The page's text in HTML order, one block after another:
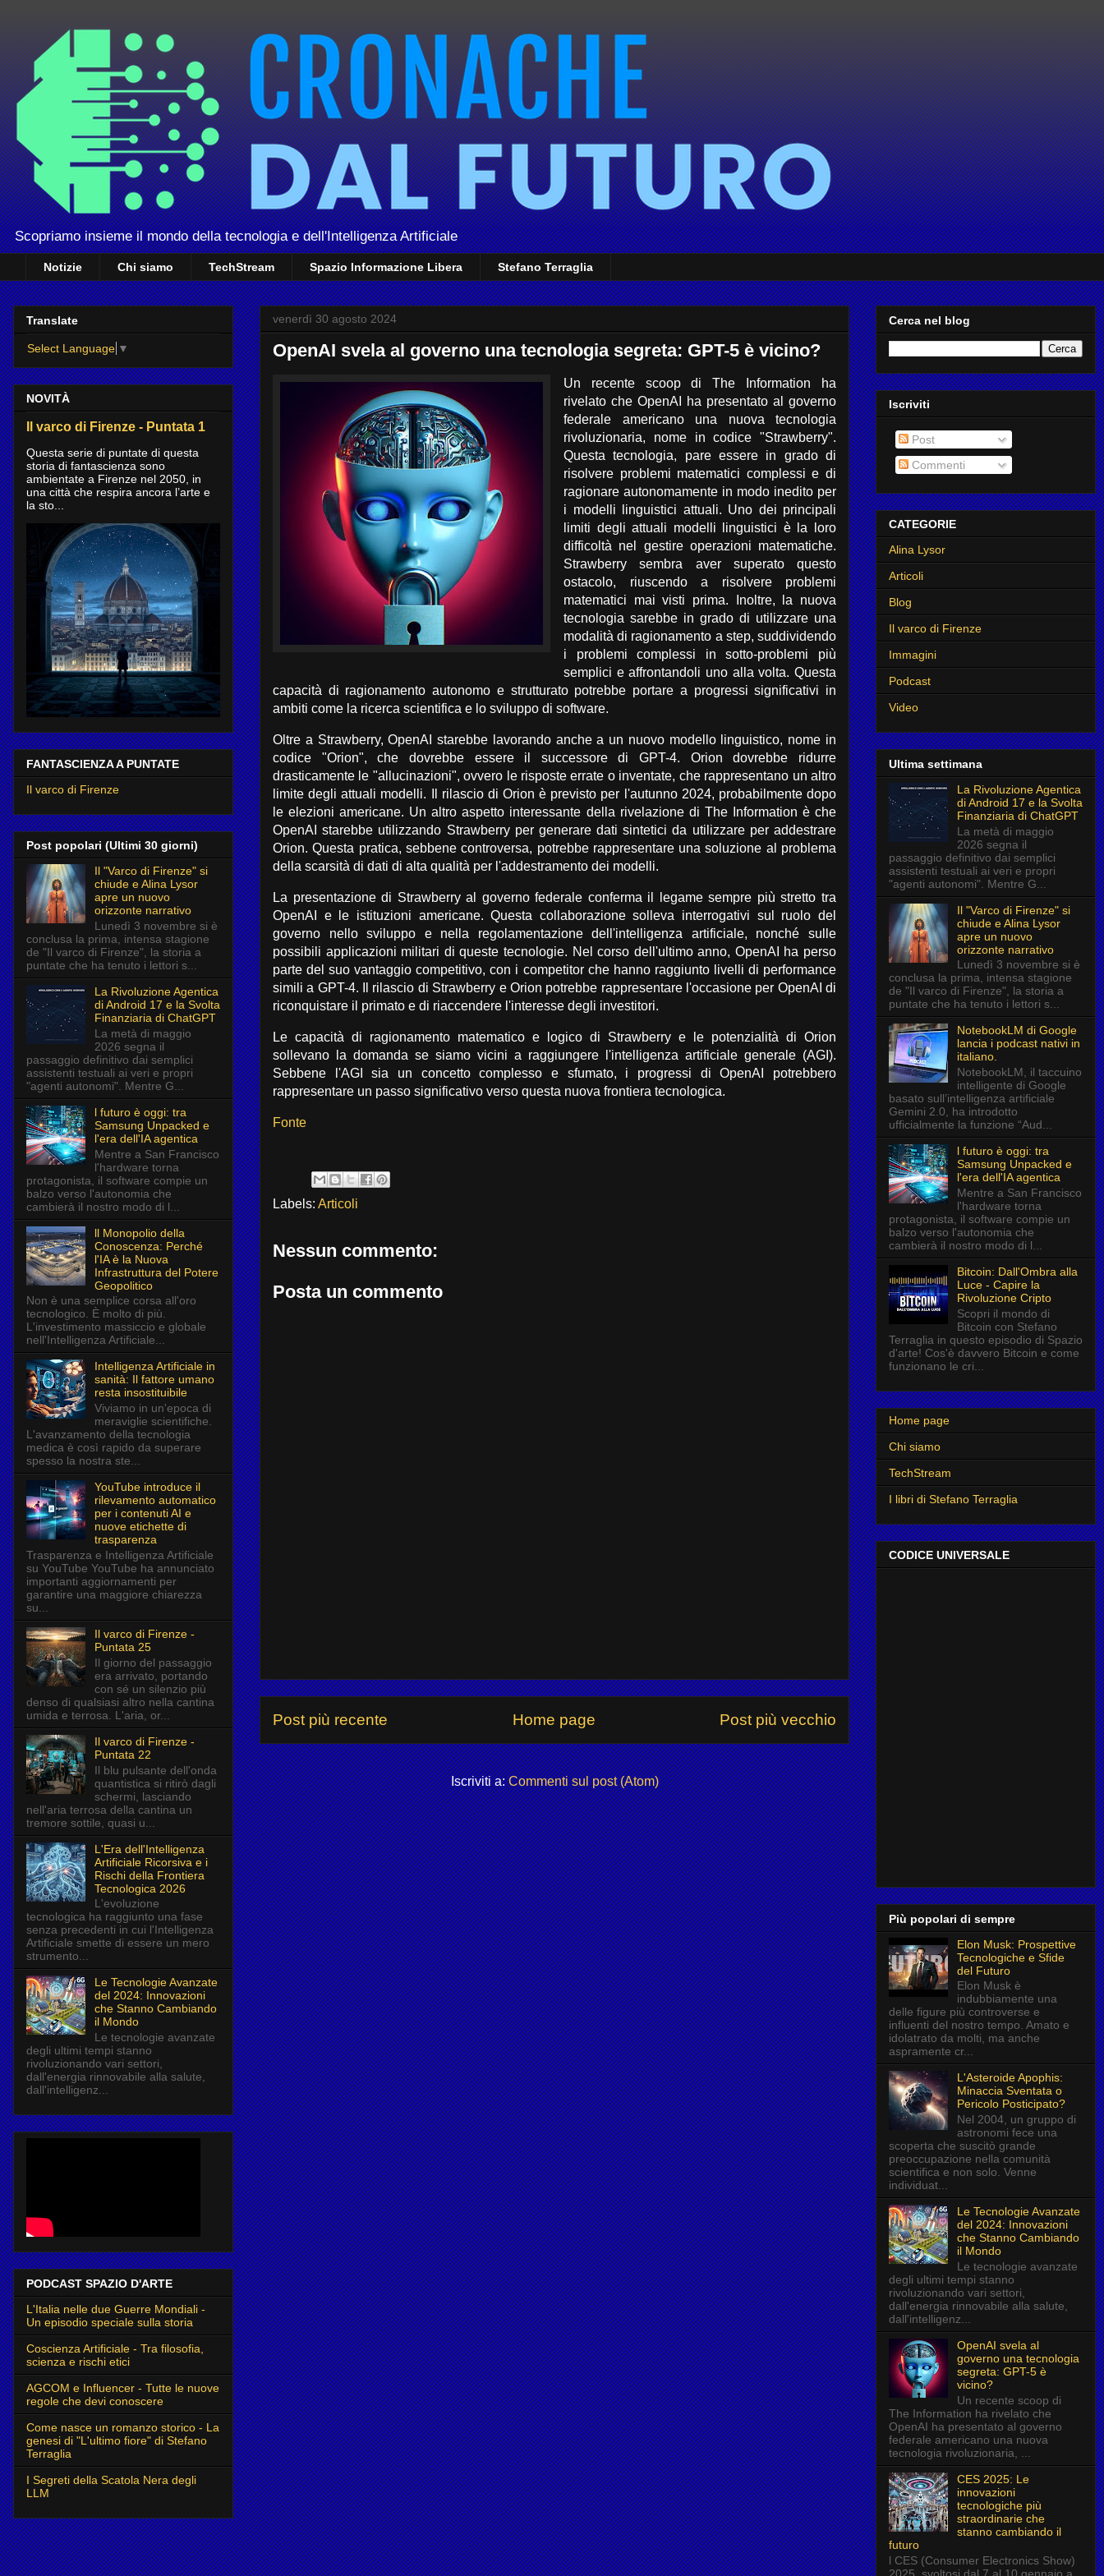
Scopriamo insieme il mondo della tecnologia e dell'Intelligenza Artificiale
Notizie Chi siamo TechStream Spazio Informazione Libera Stefano Terraglia
venerdì 30 agosto 2024
OpenAI svela al governo una tecnologia segreta: GPT-5 è vicino?
Un recente scoop di The Information ha
rivelato che OpenAI ha presentato al governo
federale americano una nuova tecnologia
rivoluzionaria, nome in codice "Strawberry".
Questa tecnologia, pare essere in grado di
risolvere problemi matematici complessi e di
ragionare autonomamente in modo inedito per
i modelli linguistici attuali. Uno dei principali
limiti degli attuali modelli linguistici è la loro
difficoltà nel gestire operazioni matematiche.
Strawberry sembra aver superato questo
ostacolo, riuscendo a risolvere problemi
matematici mai visti prima. Inoltre, la nuova
tecnologia sarebbe in grado di utilizzare una
modalità di ragionamento a step, suddividendo
i problemi complessi in sotto-problemi più
semplici e affrontandoli uno alla volta. Questa
capacità di ragionamento autonomo e strutturato potrebbe portare a progressi significativi in
ambiti come la ricerca scientifica e lo sviluppo di software.
Oltre a Strawberry, OpenAI starebbe lavorando anche a un nuovo modello linguistico, nome in
codice "Orion", che dovrebbe essere il successore di GPT-4. Orion dovrebbe ridurre
drasticamente le "allucinazioni", ovvero le risposte errate o inventate, che rappresentano un altro
limite degli attuali modelli. Il rilascio di Orion è previsto per l'autunno 2024, probabilmente dopo
le elezioni americane. Un altro aspetto interessante della rivelazione di The Information è che
OpenAI starebbe utilizzando Strawberry per generare dati sintetici da utilizzare per addestrare
Orion. Questa pratica, sebbene controversa, potrebbe rappresentare una soluzione al problema
della scarsità di dati di alta qualità per l'addestramento dei modelli.
La presentazione di Strawberry al governo federale conferma il legame sempre più stretto tra
OpenAI e le istituzioni americane. Questa collaborazione solleva interrogativi sul ruolo del
governo nello sviluppo e nella regolamentazione dell'intelligenza artificiale, nonché sulle
possibili applicazioni militari di queste tecnologie. Nel corso dell'ultimo anno, OpenAI ha perso
parte del suo vantaggio competitivo, con i competitor che hanno raggiunto livelli di performance
simili a GPT-4. Il rilascio di Strawberry e Orion potrebbe rappresentare l'occasione per OpenAI di
riconquistare il primato e di riaccendere l'interesse degli investitori.
Le capacità di ragionamento matematico e logico di Strawberry e le potenzialità di Orion
sollevano la domanda se siamo vicini a raggiungere l'intelligenza artificiale generale (AGI).
Sebbene l'AGI sia un concetto complesso e sfumato, i progressi di OpenAI potrebbero
rappresentare un passo significativo verso questa nuova frontiera tecnologica.
Fonte
Labels: Articoli
Nessun commento:
Posta un commento
Post più recente Post più vecchio
Home page
Iscriviti a:Commenti sul post (Atom)
Translate
Select Language ▼
NOVITÀ
Il varco di Firenze - Puntata 1
Questa serie di puntate di questa
storia di fantascienza sono
ambientate a Firenze nel 2050, in
una città che respira ancora l’arte e
la sto...
FANTASCIENZA A PUNTATE
Il varco di Firenze
Post popolari (Ultimi 30 giorni)
Il "Varco di Firenze" si
chiude e Alina Lysor
apre un nuovo
orizzonte narrativo
Lunedì 3 novembre si è
conclusa la prima, intensa stagione
de "Il varco di Firenze", la storia a
puntate che ha tenuto i lettori s...
La Rivoluzione Agentica
di Android 17 e la Svolta
Finanziaria di ChatGPT
La metà di maggio
2026 segna il
passaggio definitivo dai semplici
assistenti testuali ai veri e propri
"agenti autonomi". Mentre G...
l futuro è oggi: tra
Samsung Unpacked e
l'era dell'IA agentica
Mentre a San Francisco
l'hardware torna
protagonista, il software compie un
balzo verso l'autonomia che
cambierà il nostro modo di l...
ll Monopolio della
Conoscenza: Perché
l'IA è la Nuova
Infrastruttura del Potere
Geopolitico
Non è una semplice corsa all'oro
tecnologico. È molto di più.
L'investimento massiccio e globale
nell'Intelligenza Artificiale...
Intelligenza Artificiale in
sanità: Il fattore umano
resta insostituibile
Viviamo in un'epoca di
meraviglie scientifiche.
L'avanzamento della tecnologia
medica è così rapido da superare
spesso la nostra ste...
YouTube introduce il
rilevamento automatico
per i contenuti AI e
nuove etichette di
trasparenza
Trasparenza e Intelligenza Artificiale
su YouTube YouTube ha annunciato
importanti aggiornamenti per
garantire una maggiore chiarezza
su...
Il varco di Firenze -
Puntata 25
Il giorno del passaggio
era arrivato, portando
con sé un silenzio più
denso di qualsiasi altro nella cantina
umida e terrosa. L'aria, or...
Il varco di Firenze -
Puntata 22
Il blu pulsante dell'onda
quantistica si ritirò dagli
schermi, lasciando
nell'aria terrosa della cantina un
tremore sottile, quasi u...
L'Era dell'Intelligenza
Artificiale Ricorsiva e i
Rischi della Frontiera
Tecnologica 2026
L'evoluzione
tecnologica ha raggiunto una fase
senza precedenti in cui l'Intelligenza
Artificiale smette di essere un mero
strumento...
Le Tecnologie Avanzate
del 2024: Innovazioni
che Stanno Cambiando
il Mondo
Le tecnologie avanzate
degli ultimi tempi stanno
rivoluzionando vari settori,
dall'energia rinnovabile alla salute,
dall'intelligenz...
PODCAST SPAZIO D'ARTE
L'Italia nelle due Guerre Mondiali -
Un episodio speciale sulla storia
Coscienza Artificiale - Tra filosofia,
scienza e rischi etici
AGCOM e Influencer - Tutte le nuove
regole che devi conoscere
Come nasce un romanzo storico - La
genesi di "L'ultimo fiore" di Stefano
Terraglia
I Segreti della Scatola Nera degli
LLM
Cerca nel blog
Iscriviti
Post
Commenti
CATEGORIE
Alina Lysor
Articoli
Blog
Il varco di Firenze
Immagini
Podcast
Video
Ultima settimana
La Rivoluzione Agentica
di Android 17 e la Svolta
Finanziaria di ChatGPT
La metà di maggio
2026 segna il
passaggio definitivo dai semplici
assistenti testuali ai veri e propri
"agenti autonomi". Mentre G...
Il "Varco di Firenze" si
chiude e Alina Lysor
apre un nuovo
orizzonte narrativo
Lunedì 3 novembre si è
conclusa la prima, intensa stagione
de "Il varco di Firenze", la storia a
puntate che ha tenuto i lettori s...
NotebookLM di Google
lancia i podcast nativi in
italiano.
NotebookLM, il taccuino
intelligente di Google
basato sull’intelligenza artificiale
Gemini 2.0, ha introdotto
ufficialmente la funzione “Aud...
l futuro è oggi: tra
Samsung Unpacked e
l'era dell'IA agentica
Mentre a San Francisco
l'hardware torna
protagonista, il software compie un
balzo verso l'autonomia che
cambierà il nostro modo di l...
Bitcoin: Dall'Ombra alla
Luce - Capire la
Rivoluzione Cripto
Scopri il mondo di
Bitcoin con Stefano
Terraglia in questo episodio di Spazio
d'arte! Cos'è davvero Bitcoin e come
funzionano le cri...
Home page
Chi siamo
TechStream
I libri di Stefano Terraglia
CODICE UNIVERSALE
Più popolari di sempre
Elon Musk: Prospettive
Tecnologiche e Sfide
del Futuro
Elon Musk è
indubbiamente una
delle figure più controverse e
influenti del nostro tempo. Amato e
idolatrato da molti, ma anche
aspramente cr...
L'Asteroide Apophis:
Minaccia Sventata o
Pericolo Posticipato?
Nel 2004, un gruppo di
astronomi fece una
scoperta che suscitò grande
preoccupazione nella comunità
scientifica e non solo. Venne
individuat...
Le Tecnologie Avanzate
del 2024: Innovazioni
che Stanno Cambiando
il Mondo
Le tecnologie avanzate
degli ultimi tempi stanno
rivoluzionando vari settori,
dall'energia rinnovabile alla salute,
dall'intelligenz...
OpenAI svela al
governo una tecnologia
segreta: GPT-5 è
vicino?
Un recente scoop di
The Information ha rivelato che
OpenAI ha presentato al governo
federale americano una nuova
tecnologia rivoluzionaria, ...
CES 2025: Le
innovazioni
tecnologiche più
straordinarie che
stanno cambiando il
futuro
l CES (Consumer Electronics Show)
2025, svoltosi dal 7 al 10 gennaio a